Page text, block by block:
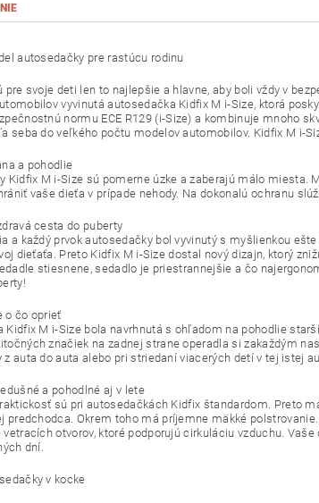
autosedačky pre rastúcu rodinu
pre svoje deti len to najlepšie a hlavne, aby boli vždy v
vyvinutá autosedačka Kidfix M i-Size, ktorá
normu ECE R129 (i-Size) a kombinuje mnoho
seba do veľkého počtu modelov automobilov. Kidfix M i-
a pohodlie
Kidfix M i-Size sú pomerne úzke a zaberajú málo
vaše dieťa v prípade nehody. Na dokonalú ochranu
cesta do puberty
a každý prvok autosedačky bol vyvinutý s myšlienkou
dieťaťa. Preto Kidfix M i-Size dostal nový dizajn, ktorý
stiesnene, sedadlo je priestrannejšie a čo
o čo oprieť
Kidfix M i-Size bola navrhnutá s ohľadom na pohodlie
značiek na zadnej strane operadla si zakaždým
z auta do auta alebo pri striedaní viacerých detí v tej istej
a pohodlné aj v lete
sú pri autosedačkách Kidfix štandardom. Preto
predchodca. Okrem toho má príjemne mäkké
otvorov, ktoré podporujú cirkuláciu vzduchu.
dní.
v kocke